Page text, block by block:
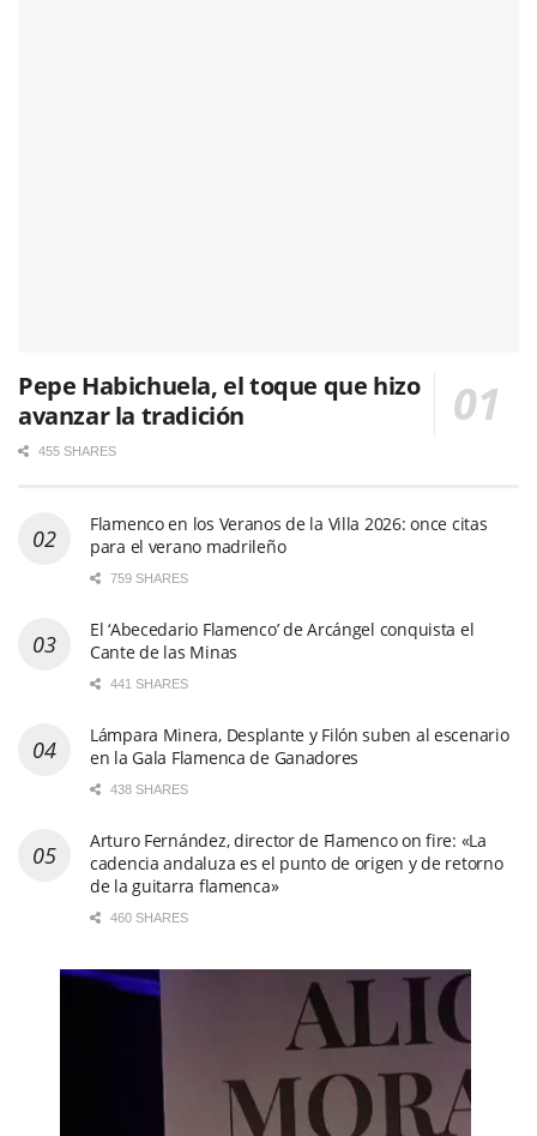
Pepe Habichuela, el toque que hizo
avanzar la tradición
455 SHARES
Flamenco en los Veranos de la Villa 2026: once citas
para el verano madrileño
759 SHARES
El ‘Abecedario Flamenco’ de Arcángel conquista el
Cante de las Minas
441 SHARES
Lámpara Minera, Desplante y Filón suben al escenario
en la Gala Flamenca de Ganadores
438 SHARES
Arturo Fernández, director de Flamenco on fire: «La
cadencia andaluza es el punto de origen y de retorno
de la guitarra flamenca»
460 SHARES